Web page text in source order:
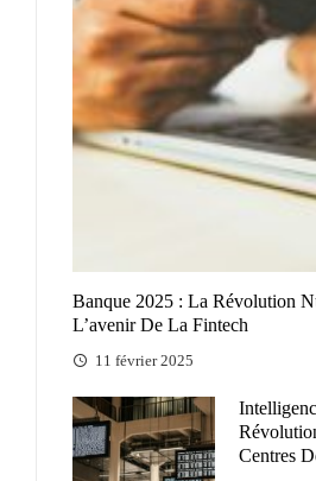
Banque 2025 : La Révolution
L’avenir De La Fintech
11 février 2025
Centres